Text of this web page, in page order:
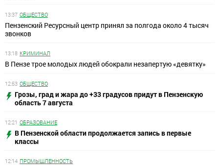
13:37 ОБЩЕСТВО
Пензенский Ресурсный центр принял за полгода около 4 тысяч
звонков
13:18 КРИМИНАЛ
В Пензе трое молодых людей обокрали незапертую «девятку»
12:53 ОБЩЕСТВО
Грозы, град и жара до +33 градусов придут в Пензенскую
область 7 августа
12:21 ОБРАЗОВАНИЕ
В Пензенской области продолжается запись в первые
классы
12:14 ПРОМЫШЛЕННОСТЬ